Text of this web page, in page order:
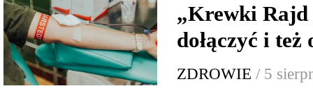
„Krewki Rajd
dołączyć i też
ZDROWIE / 5